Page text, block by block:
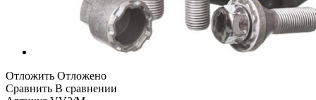
Отложить Отложено
Сравнить В сравнении